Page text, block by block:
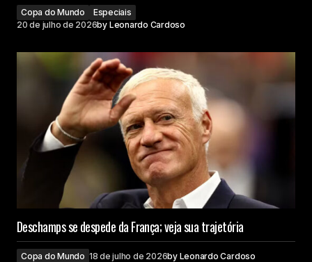
Copa do Mundo
Especiais
20 de julho de 2026by Leonardo Cardoso
Deschamps se despede da França; veja sua trajetória
Copa do Mundo 18 de julho de 2026by Leonardo Cardoso